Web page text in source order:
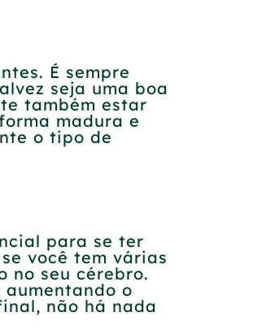
É sempre
seja uma boa
também estar
madura e
o tipo de
para se ter
você tem várias
no seu cérebro.
o
não há nada